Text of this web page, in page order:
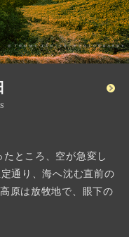
ところ、空が急変し
通り、海へ沈む直前の
原は放牧地で、眼下の